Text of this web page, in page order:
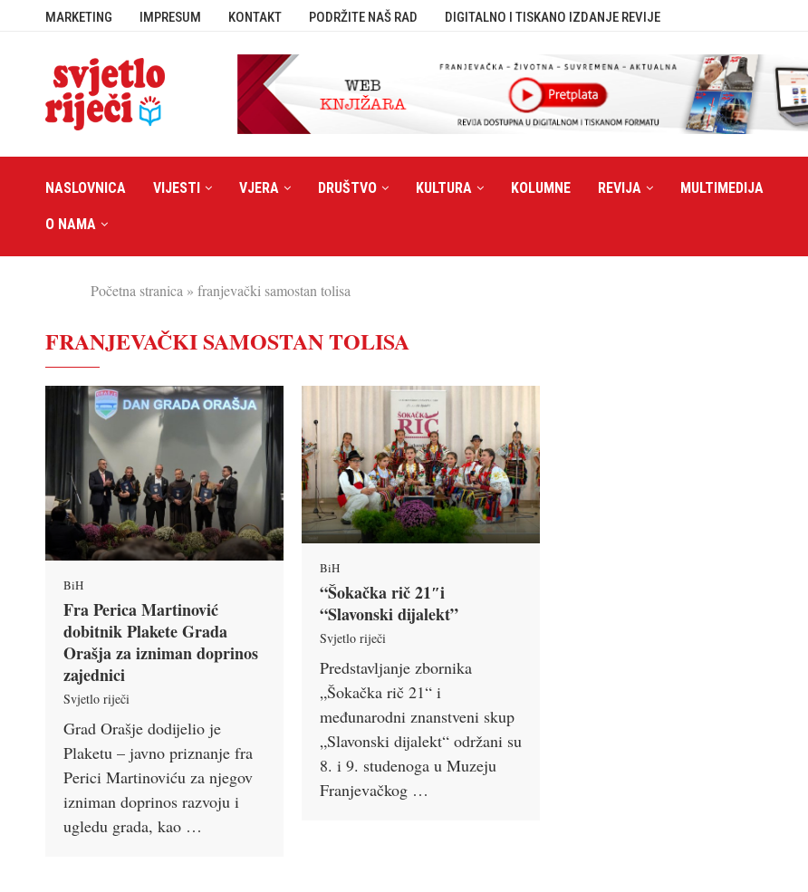
MARKETING IMPRESUM KONTAKT PODRŽITE NAŠ RAD DIGITALNO I TISKANO IZDANJE REVIJE
NASLOVNICA VIJESTI VJERA DRUŠTVO KULTURA KOLUMNE REVIJA MULTIMEDIJA
O NAMA
Početna stranica » franjevački samostan tolisa
FRANJEVAČKI SAMOSTAN TOLISA
BiH
Fra Perica Martinović
dobitnik Plakete Grada
Orašja za izniman doprinos
zajednici
Svjetlo riječi
Grad Orašje dodijelio je
Plaketu – javno priznanje fra
Perici Martinoviću za njegov
izniman doprinos razvoju i
ugledu grada, kao …
BiH
“Šokačka rič 21″i
“Slavonski dijalekt”
Svjetlo riječi
Predstavljanje zbornika
„Šokačka rič 21“ i
međunarodni znanstveni skup
„Slavonski dijalekt“ održani su
8. i 9. studenoga u Muzeju
Franjevačkog …